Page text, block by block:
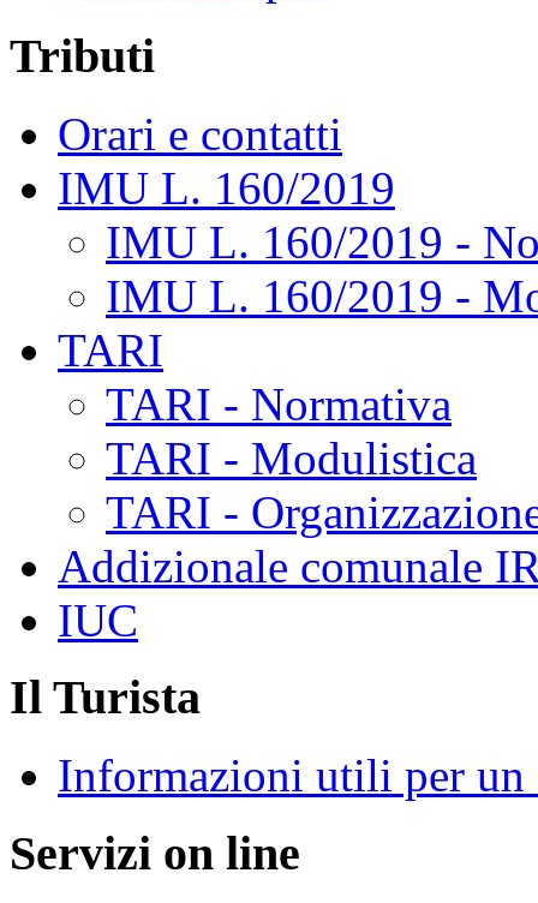
Tributi
Orari e contatti
IMU L. 160/2019
IMU L. 160/2019 -
IMU L. 160/2019 -
TARI
TARI - Normativa
TARI - Modulistica
TARI -
Addizionale comunale
IUC
Il Turista
Informazioni utili per un
Servizi on line